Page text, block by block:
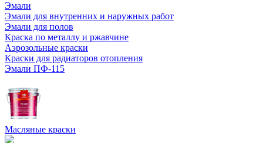
Эмали
Эмали для внутренних и наружных работ
Эмали для полов
Краска по металлу и ржавчине
Аэрозольные краски
Краски для радиаторов отопления
Эмали ПФ-115
Масляные краски